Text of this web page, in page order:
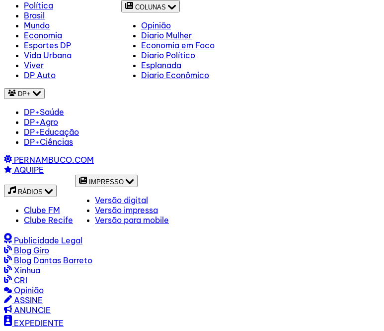
Política
Brasil
Mundo
Economia
Esportes DP
Vida Urbana
Viver
DP Auto
COLUNAS
Opinião
Diario Mulher
Economia em Foco
Diario Político
Esplanada
Diario Econômico
DP+
DP+Saúde
DP+Agro
DP+Educação
DP+Ciências
PERNAMBUCO.COM
AQUIPE
RÁDIOS
Clube FM
Clube Recife
IMPRESSO
Versão digital
Versão impressa
Versão para mobile
Publicidade Legal
Blog Giro
Blog Dantas Barreto
Xinhua
CRI
Opinião
ASSINE
ANUNCIE
EXPEDIENTE